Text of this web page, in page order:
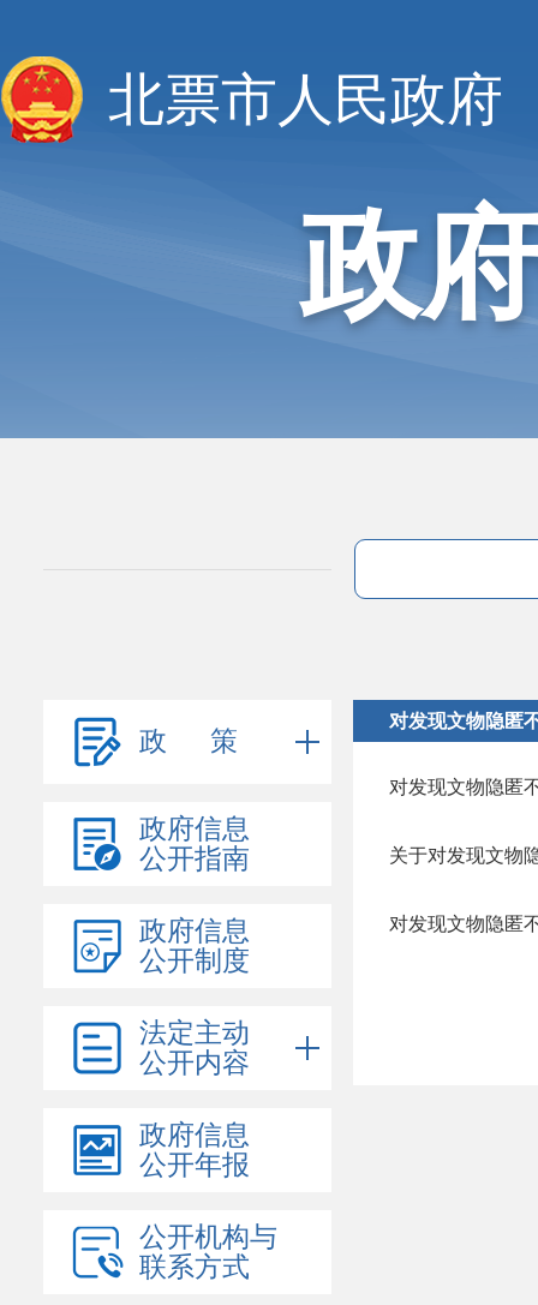
北票市人民政府
政
政 策
政府信息
公开指南
政府信息
公开制度
法定主动
公开内容
政府信息
公开年报
公开机构与
联系方式
对发现文物隐匿
对发现文物隐匿
对发现文物隐匿